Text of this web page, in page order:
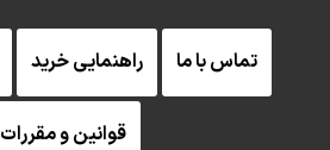
تماس با ما راهنمایی خرید
قوانین و مقررات